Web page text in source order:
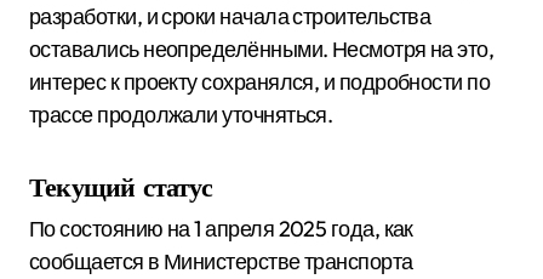
разработки, и сроки начала строительства
оставались неопределёнными. Несмотря на это,
интерес к проекту сохранялся, и подробности по
трассе продолжали уточняться.
Текущий статус
По состоянию на 1 апреля 2025 года, как
сообщается в Министерстве транспорта